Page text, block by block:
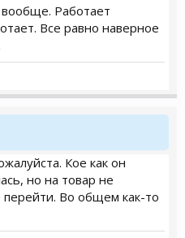
Работает
Все равно наверное
Кое как он
но на товар не
перейти. Во общем как-то